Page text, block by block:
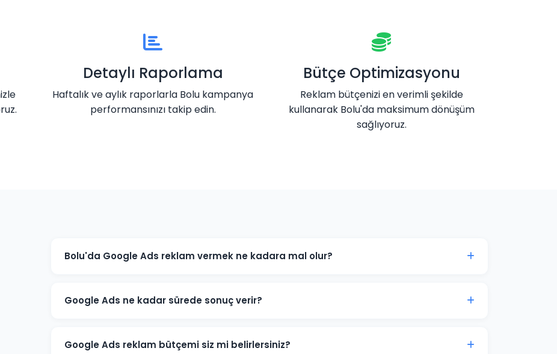
Detaylı Raporlama
Haftalık ve aylık raporlarla Bolu kampanya
performansınızı takip edin.
Bütçe Optimizasyonu
Reklam bütçenizi en verimli şekilde
kullanarak Bolu'da maksimum dönüşüm
sağlıyoruz.
Bolu'da Google Ads reklam vermek ne kadara mal olur?
işletmeniz için minimum bütçe önerisi ve tahmini sonuçları ücretsiz danışmanlıkta paylaşabiliriz.
Google Ads ne kadar sürede sonuç verir?
kampanya başladığı gün almaya başlarsınız. Optimizasyon süreci 2-4 hafta sürer.
Google Ads reklam bütçemi siz mi belirlersiniz?